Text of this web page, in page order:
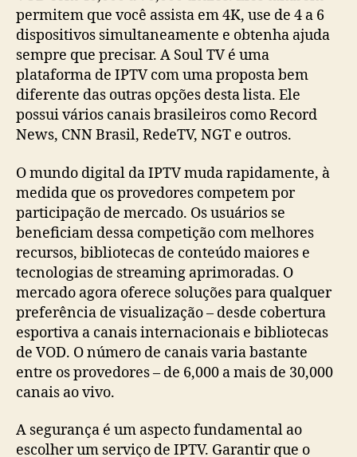
permitem que você assista em 4K, use de 4 a 6
dispositivos simultaneamente e obtenha ajuda
sempre que precisar. A Soul TV é uma
plataforma de IPTV com uma proposta bem
diferente das outras opções desta lista. Ele
possui vários canais brasileiros como Record
News, CNN Brasil, RedeTV, NGT e outros.
O mundo digital da IPTV muda rapidamente, à
medida que os provedores competem por
participação de mercado. Os usuários se
beneficiam dessa competição com melhores
recursos, bibliotecas de conteúdo maiores e
tecnologias de streaming aprimoradas. O
mercado agora oferece soluções para qualquer
preferência de visualização – desde cobertura
esportiva a canais internacionais e bibliotecas
de VOD. O número de canais varia bastante
entre os provedores – de 6,000 a mais de 30,000
canais ao vivo.
A segurança é um aspecto fundamental ao
escolher um serviço de IPTV. Garantir que o